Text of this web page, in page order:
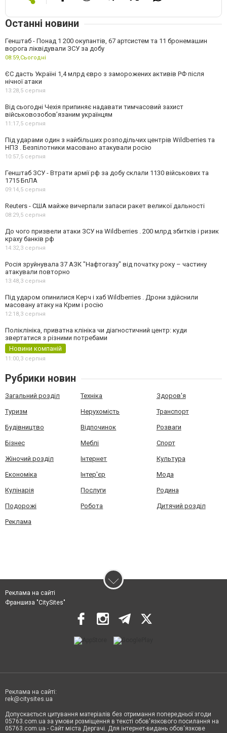
Останні новини
Генштаб - Понад 1 200 окупантів, 67 артсистем та 11 бронемашин
ворога ліквідували ЗСУ за добу
08:59,Сьогодні
ЄС дасть Україні 1,4 млрд євро з заморожених активів РФ після
нічної атаки
13:28,5 серпня
Від сьогодні Чехія припиняє надавати тимчасовий захист
військовозобов’язаним українцям
11:17,5 серпня
Під ударами один з найбільших розподільчих центрів Wildberries та
НПЗ . Безпілотники масовано атакували росію
10:57,5 серпня
Генштаб ЗСУ - Втрати армії рф за добу склали 1130 військових та
1715 БпЛА
09:14,5 серпня
Reuters - США майже вичерпали запаси ракет великої дальності
08:29,5 серпня
До чого призвели атаки ЗСУ на Wildberries . 200 млрд збитків і ризик
краху банків рф
14:32,3 серпня
Росія зруйнувала 37 АЗК "Нафтогазу" від початку року – частину
атакували повторно
13:48,3 серпня
Під ударом опинилися Керч і хаб Wildberries . Дрони здійснили
масовану атаку на Крим і росію
12:18,3 серпня
Поліклініка, приватна клініка чи діагностичний центр: куди
звертатися з різними потребами
Новини компаній
11:00,3 серпня
Рубрики новин
Загальний розділ Техніка Здоров'я
Туризм Нерухомість Транспорт
Будівництво Відпочинок Розваги
Бізнес Меблі Спорт
Жіночий розділ Інтернет Культура
Економіка Інтер'єр Мода
Кулінарія Послуги Родина
Подорожі Робота Дитячий розділ
Реклама
Реклама на сайті
Франшиза "CitySites"
Реклама на сайті:
rek@citysites.ua
Допускається цитування матеріалів без отримання попередньої згоди
05763.com.ua за умови розміщення в тексті обов'язкового посилання на
05763.com.ua - Сайт міста Дергачі. Для інтернет-видань обов'язкове